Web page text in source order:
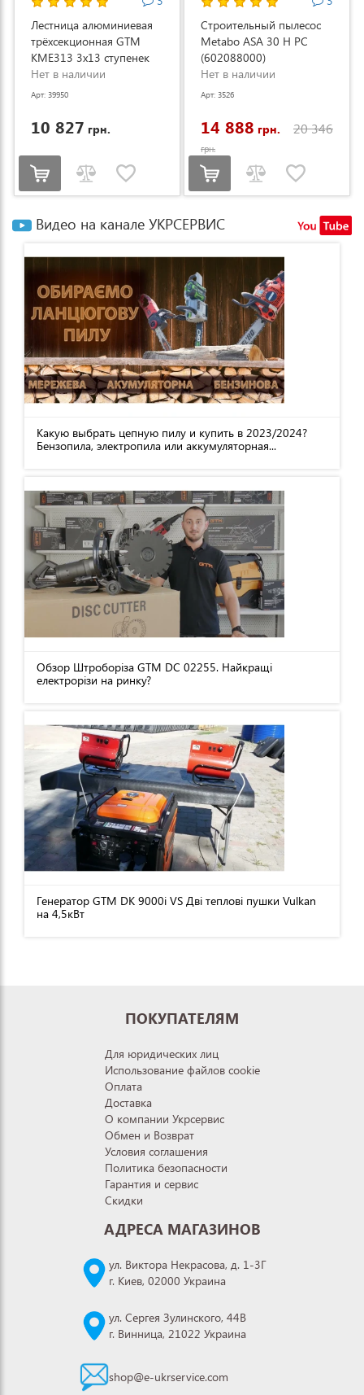
Лестница алюминиевая
трёхсекционная GTM
KME313 3x13 ступенек
3.53-8.93м (KME313)
Нет в наличии
Арт: 39950
10 827 грн.
Строительный пылесос
Metabo ASA 30 H PC
(602088000)
Нет в наличии
Арт: 3526
14 888 грн. 20 346
грн.
Видео на канале УКРСЕРВИС
Какую выбрать цепную пилу и купить в 2023/2024?
Бензопила, электропила или аккумуляторная...
Обзор Штроборіза GTM DC 02255. Найкращі
електрорізи на ринку?
Генератор GTM DK 9000i VS Дві теплові пушки Vulkan
на 4,5кВт
ПОКУПАТЕЛЯМ
Для юридических лиц
Использование файлов cookie
Оплата
Доставка
О компании Укрсервис
Обмен и Возврат
Условия соглашения
Политика безопасности
Гарантия и сервис
Скидки
АДРЕСА МАГАЗИНОВ
ул. Виктора Некрасова, д. 1-3Г
г. Киев, 02000 Украина
ул. Сергея Зулинского, 44В
г. Винница, 21022 Украина
shop@e-ukrservice.com